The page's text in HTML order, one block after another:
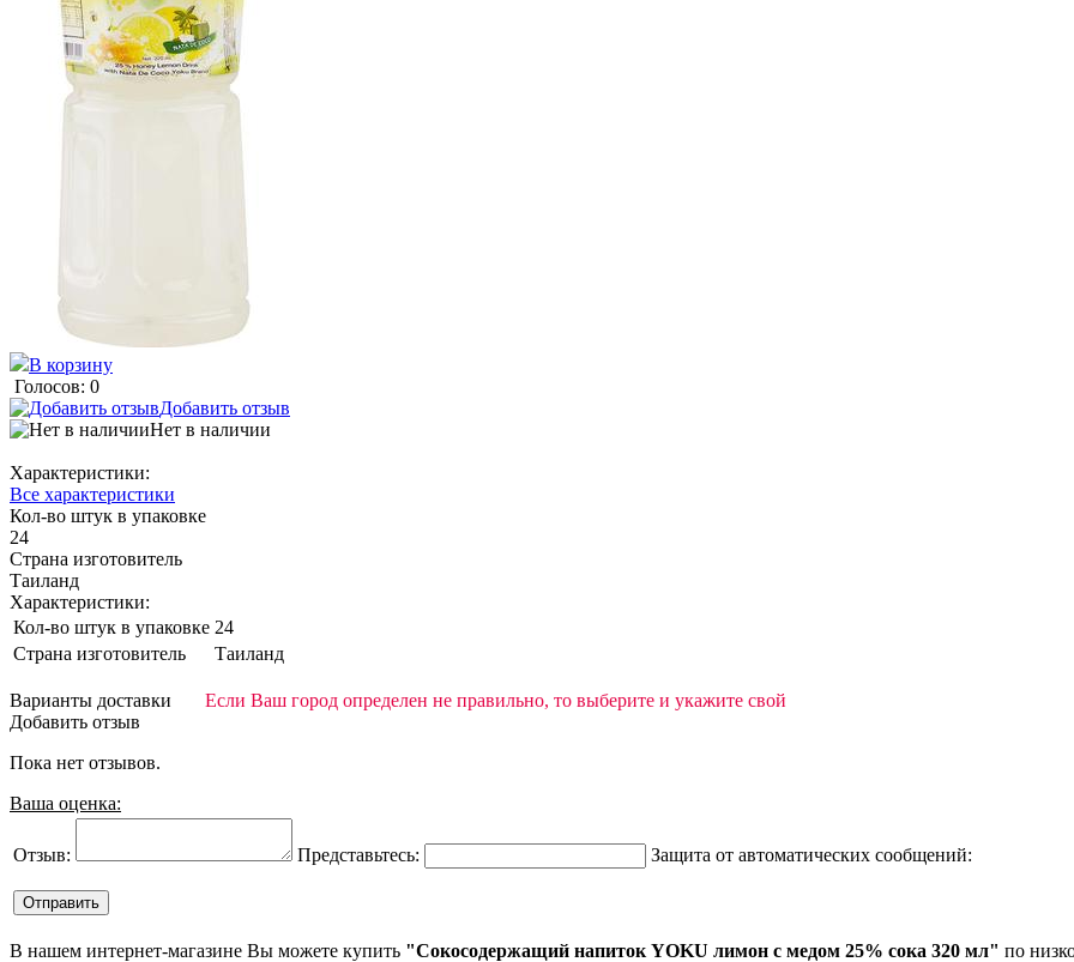
В корзину
Голосов: 0
Добавить отзыв
Нет в наличии
Характеристики:
Все характеристики
Кол-во штук в упаковке
24
Страна изготовитель
Таиланд
Характеристики:
Кол-во штук в упаковке 24
Страна изготовитель
Таиланд
Варианты доставки
Если Ваш город определен не правильно, то выберите и укажите свой
Добавить отзыв
Пока нет отзывов.
Ваша оценка:
Отзыв: Представьтесь: Защита от автоматических сообщений:
В нашем интернет-магазине Вы можете купить "Сокосодержащий напиток YOKU лимон с медом 25% сока 320 мл" по